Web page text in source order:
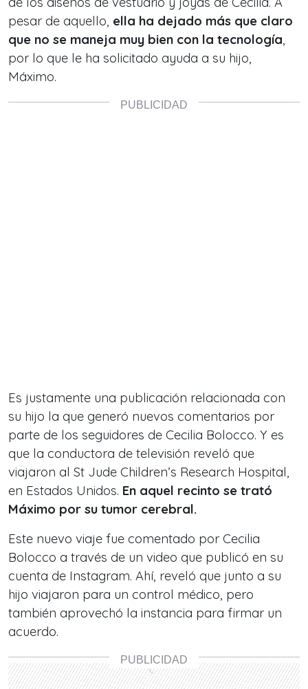
pesar de aquello, ella ha dejado más que claro
que no se maneja muy bien con la tecnología,
por lo que le ha solicitado ayuda a su hijo,
Máximo.
Es justamente una publicación relacionada con
su hijo la que generó nuevos comentarios por
parte de los seguidores de Cecilia Bolocco. Y es
que la conductora de televisión reveló que
viajaron al St Jude Children’s Research Hospital,
en Estados Unidos. En aquel recinto se trató
Máximo por su tumor cerebral.
Este nuevo viaje fue comentado por Cecilia
Bolocco a través de un video que publicó en su
cuenta de Instagram. Ahí, reveló que junto a su
hijo viajaron para un control médico, pero
también aprovechó la instancia para firmar un
acuerdo.